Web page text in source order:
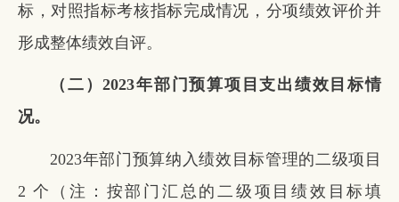
标，对照指标考核指标完成情况，分项绩效评价并
形成整体绩效自评。
（二）2023年部门预算项目支出绩效目标情
况。
2023年部门预算纳入绩效目标管理的二级项目
2 个（注：按部门汇总的二级项目绩效目标填